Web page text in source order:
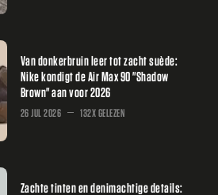
Van donkerbruin leer tot zacht suède:
Nike kondigt de Air Max 90 "Shadow
Brown" aan voor 2026
26 JUL 2026 132X GELEZEN
Zachte tinten en denimachtige details: